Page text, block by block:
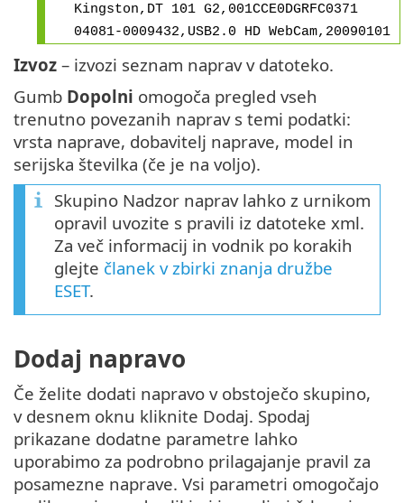
Kingston,DT 101 G2,001CCE0DGRFC0371
04081-0009432,USB2.0 HD WebCam,20090101
Izvoz – izvozi seznam naprav v datoteko.
Gumb Dopolni omogoča pregled vseh
trenutno povezanih naprav s temi podatki:
vrsta naprave, dobavitelj naprave, model in
serijska številka (če je na voljo).
Skupino Nadzor naprav lahko z urnikom
opravil uvozite s pravili iz datoteke xml.
Za več informacij in vodnik po korakih
glejte članek v zbirki znanja družbe
ESET.
Dodaj napravo
Če želite dodati napravo v obstoječo skupino,
v desnem oknu kliknite Dodaj. Spodaj
prikazane dodatne parametre lahko
uporabimo za podrobno prilagajanje pravil za
posamezne naprave. Vsi parametri omogočajo